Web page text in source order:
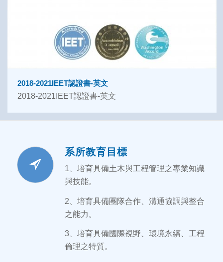
2018-2021IEET認證書-英文
2018-2021IEET認證書-英文
系所教育目標
1、培育具備土木與工程管理之專業知識
與技能。
2、培育具備團隊合作、溝通協調與整合
之能力。
3、培育具備國際視野、環境永續、工程
倫理之特質。